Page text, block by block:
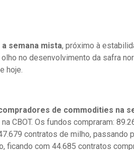
a semana mista, próximo à
no desenvolvimento da safra
hoje.
de commodities na
CBOT. Os fundos compraram:
contratos de milho, passando
ficando com 44.685 contratos